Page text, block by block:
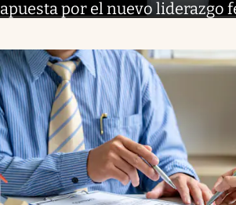
apuesta por el nuevo liderazgo